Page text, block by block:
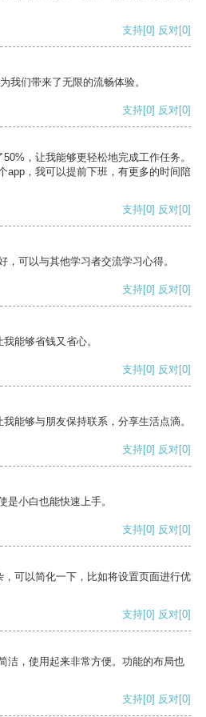
支持[0] 反对[0]
我们带来了无限的流畅体验。
支持[0] 反对[0]
，让我能够更轻松地完成工作任务。
app，我可以提前下班，有更多的时间陪
支持[0] 反对[0]
，可以与其他学习者交流学习心得。
支持[0] 反对[0]
能够省钱又省心。
支持[0] 反对[0]
能够与朋友保持联系，分享生活点滴。
支持[0] 反对[0]
是小白也能快速上手。
支持[0] 反对[0]
可以简化一下，比如将设置页面进行优
支持[0] 反对[0]
洁，使用起来非常方便。功能的布局也
支持[0] 反对[0]